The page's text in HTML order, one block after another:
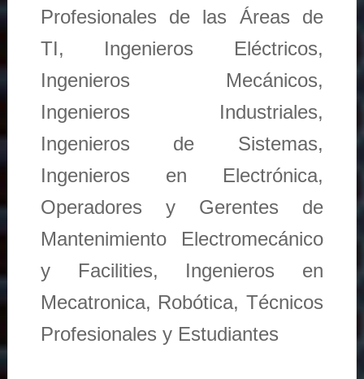
Profesionales de las Áreas de
TI, Ingenieros Eléctricos,
Ingenieros Mecánicos,
Ingenieros Industriales,
Ingenieros de Sistemas,
Ingenieros en Electrónica,
Operadores y Gerentes de
Mantenimiento Electromecánico
y Facilities, Ingenieros en
Mecatronica, Robótica, Técnicos
Profesionales y Estudiantes